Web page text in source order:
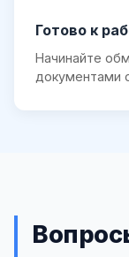
Готово к
Начинайте
документами